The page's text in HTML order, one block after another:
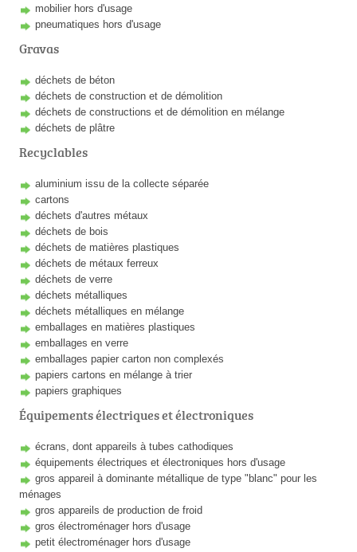
mobilier hors d'usage
pneumatiques hors d'usage
Gravas
déchets de béton
déchets de construction et de démolition
déchets de constructions et de démolition en mélange
déchets de plâtre
Recyclables
aluminium issu de la collecte séparée
cartons
déchets d'autres métaux
déchets de bois
déchets de matières plastiques
déchets de métaux ferreux
déchets de verre
déchets métalliques
déchets métalliques en mélange
emballages en matières plastiques
emballages en verre
emballages papier carton non complexés
papiers cartons en mélange à trier
papiers graphiques
Équipements électriques et électroniques
écrans, dont appareils à tubes cathodiques
équipements électriques et électroniques hors d'usage
gros appareil à dominante métallique de type "blanc" pour les
ménages
gros appareils de production de froid
gros électroménager hors d'usage
petit électroménager hors d'usage